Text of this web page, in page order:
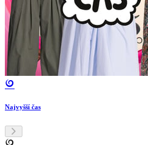
Najvyšší čas